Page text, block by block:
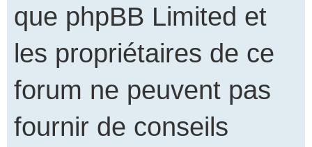
que phpBB Limited et
les propriétaires de ce
forum ne peuvent pas
fournir de conseils